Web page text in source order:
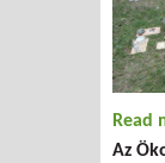
Read
Az